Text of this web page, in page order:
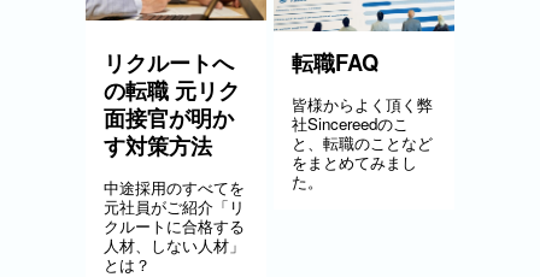
リクルートへ
の転職 元リク
面接官が明か
す対策方法
中途採用のすべてを
元社員がご紹介「リ
クルートに合格する
人材、しない人材」
とは？
転職FAQ
皆様からよく頂く弊
社Sincereedのこ
と、転職のことなど
をまとめてみまし
た。